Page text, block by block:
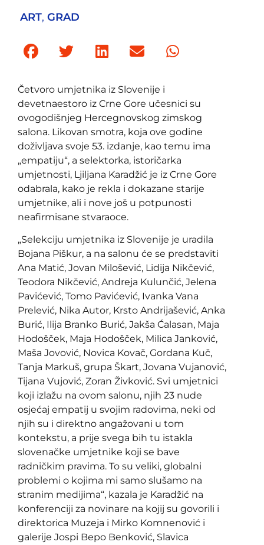
ART, GRAD
Četvoro umjetnika iz Slovenije i
devetnaestoro iz Crne Gore učesnici su
ovogodišnjeg Hercegnovskog zimskog
salona. Likovan smotra, koja ove godine
doživljava svoje 53. izdanje, kao temu ima
„empatiju“, a selektorka, istoričarka
umjetnosti, Ljiljana Karadžić je iz Crne Gore
odabrala, kako je rekla i dokazane starije
umjetnike, ali i nove još u potpunosti
neafirmisane stvaraoce.
„Selekciju umjetnika iz Slovenije je uradila
Bojana Piškur, a na salonu će se predstaviti
Ana Matić, Jovan Milošević, Lidija Nikčević,
Teodora Nikčević, Andreja Kulunčić, Jelena
Pavićević, Tomo Pavićević, Ivanka Vana
Prelević, Nika Autor, Krsto Andrijašević, Anka
Burić, Ilija Branko Burić, Jakša Ćalasan, Maja
Hodošček, Maja Hodošček, Milica Janković,
Maša Jovović, Novica Kovač, Gordana Kuč,
Tanja Markuš, grupa Škart, Jovana Vujanović,
Tijana Vujović, Zoran Živković. Svi umjetnici
koji izlažu na ovom salonu, njih 23 nude
osjećaj empatij u svojim radovima, neki od
njih su i direktno angažovani u tom
kontekstu, a prije svega bih tu istakla
slovenačke umjetnike koji se bave
radničkim pravima. To su veliki, globalni
problemi o kojima mi samo slušamo na
stranim medijima“, kazala je Karadžić na
konferenciji za novinare na kojij su govorili i
direktorica Muzeja i Mirko Komnenović i
galerije Jospi Bepo Benković, Slavica